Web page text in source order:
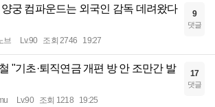
궁 컴파운드는 외국인 감독 데려왔다
브 Lv.90 조회 2746 19:27
9
댓글
"기초·퇴직연금 개편 방 안 조만간 발
Lv.90 조회 1218 19:25
17
댓글